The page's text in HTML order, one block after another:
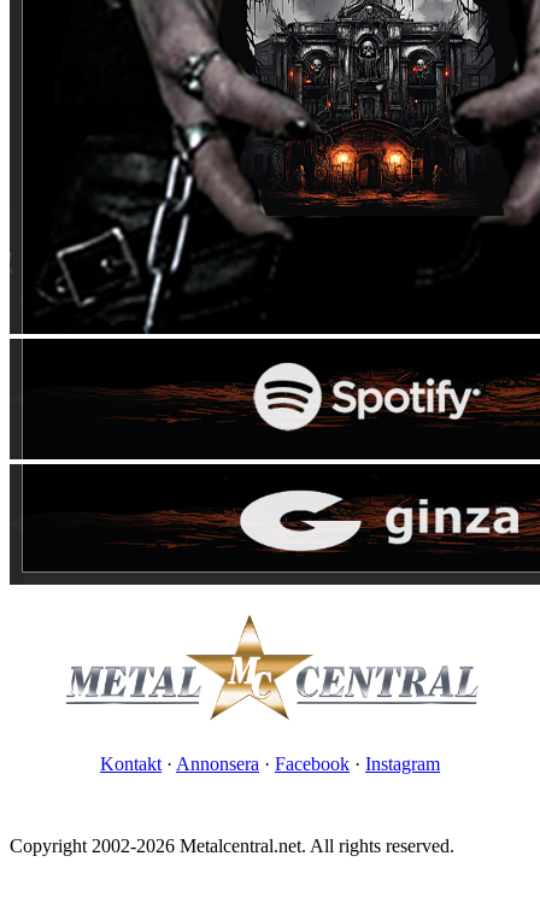
Kontakt · Annonsera · Facebook · Instagram
Copyright 2002-2026 Metalcentral.net. All rights reserved.